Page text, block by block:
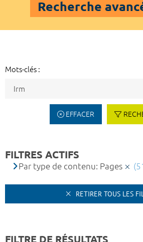
Recherche
Mots-clés :
EFFACER
FILTRES ACTIFS
Par type de contenu: Pages
RETIRER TOUS LES
FILTRE DE RÉSULTATS